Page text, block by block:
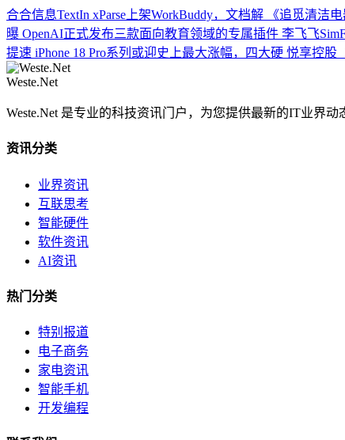
合合信息TextIn xParse上架WorkBuddy，文档解 《追觅清洁
曝 OpenAI正式发布三款面向教育领域的专属插件 李飞飞
提速 iPhone 18 Pro系列或迎史上最大涨幅，四大硬 悦享控股
Weste.Net
Weste.Net 是专业的科技资讯门户，为您提供最新的IT业界
资讯分类
业界资讯
互联思考
智能硬件
软件资讯
AI资讯
热门分类
特别报道
电子商务
家电资讯
智能手机
开发编程